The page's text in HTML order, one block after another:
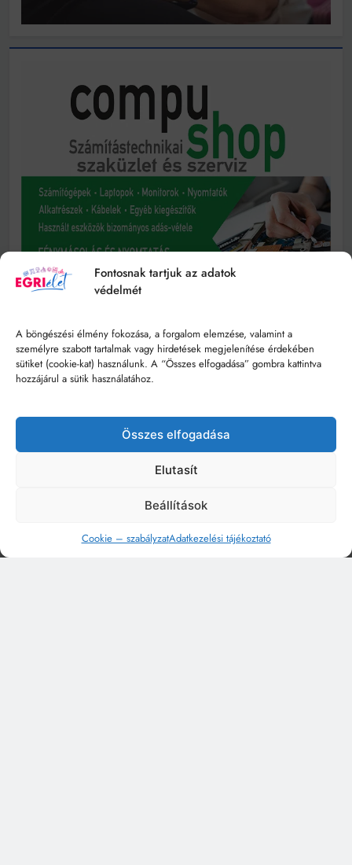
Fontosnak tartjuk az adatok
védelmét
A böngészési élmény fokozása, a forgalom elemzése, valamint a
személyre szabott tartalmak vagy hirdetések megjelenítése érdekében
sütiket (cookie-kat) használunk. A “Összes elfogadása” gombra kattintva
hozzájárul a sütik használatához.
Összes elfogadása
Elutasít
Beállítások
Cookie – szabályzatAdatkezelési tájékoztató